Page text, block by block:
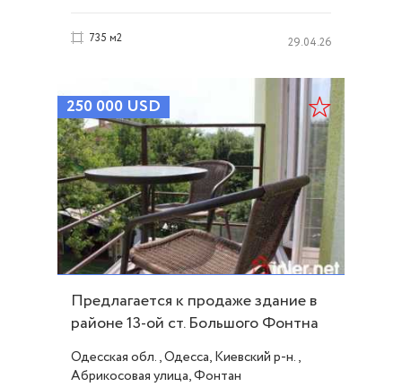
735 м2 29.04.26
250 000 USD
Предлагается к продаже здание в
районе 13-ой ст. Большого Фонтна
ID 5933
Одесская обл., Одесса, Киевский р-н.,
Абрикосовая улица, Фонтан